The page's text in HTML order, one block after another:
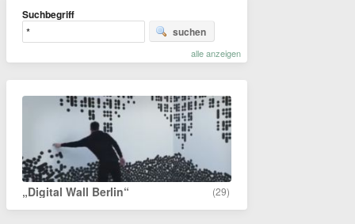
Suchbegriff
suchen
alle anzeigen
„Digital Wall Berlin“ (29)